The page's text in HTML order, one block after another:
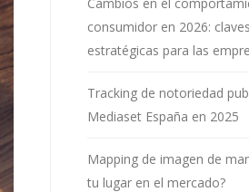
consumidor en 2026: claves
estratégicas para las
Tracking de notoriedad
Mediaset España en 2025
Mapping de imagen de
tu lugar en el mercado?